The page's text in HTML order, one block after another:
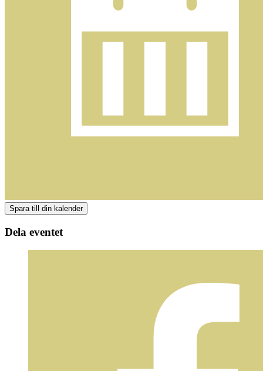
Dela eventet